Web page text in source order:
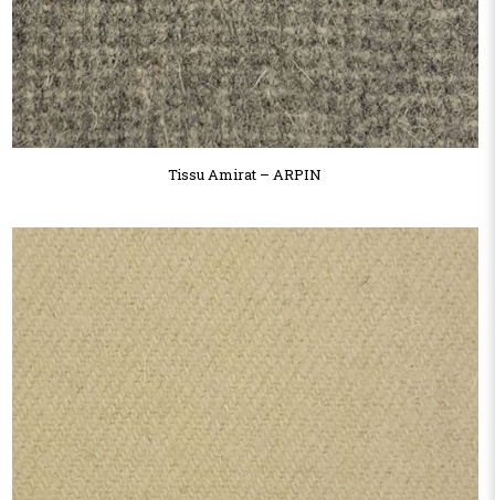
Tissu Amirat – ARPIN